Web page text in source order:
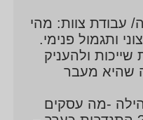
עבודת צוות: מהי
ותגמול פנימי.
שייכות ולהעניק
שהיא מעבר
-מה עסקים